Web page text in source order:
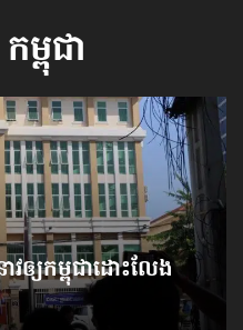
កម្ពុជា
វ​ឲ្យកម្ពុជា​ដោះលែង​